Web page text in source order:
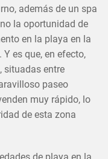
además de un spa
la oportunidad de
en la playa en la
es que, en efecto,
, situadas entre
paseo
muy rápido, lo
de esta zona
de playa en la
×